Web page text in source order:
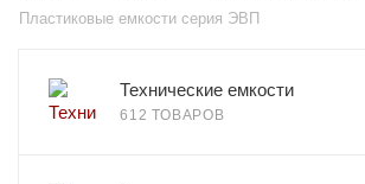
Пластиковые емкости серия ЭВП
Технические емкости
612 ТОВАРОВ